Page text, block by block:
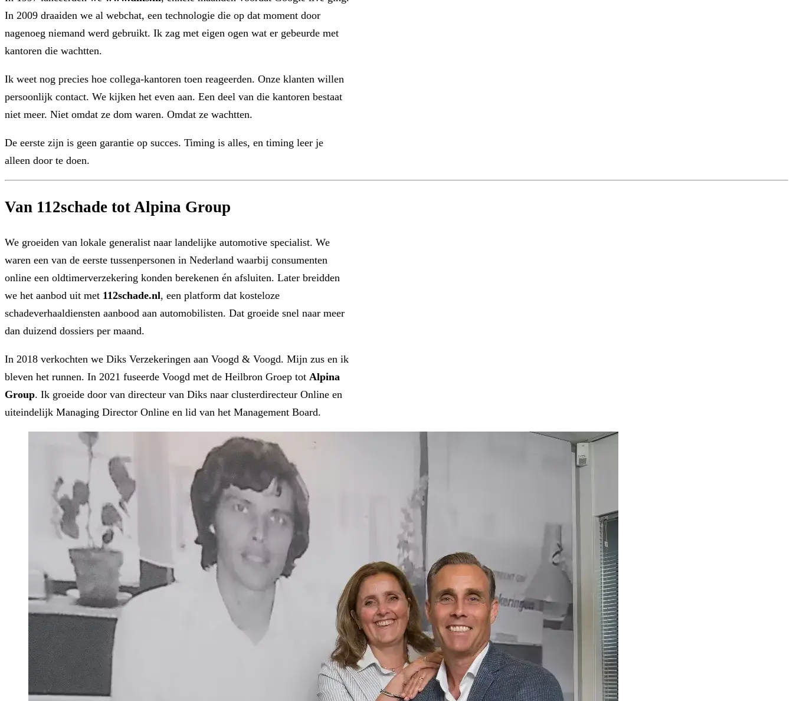
In 2009 draaiden we al webchat, een technologie die op dat moment door
nagenoeg niemand werd gebruikt. Ik zag met eigen ogen wat er gebeurde met
kantoren die wachtten.
Ik weet nog precies hoe collega-kantoren toen reageerden. Onze klanten willen
persoonlijk contact. We kijken het even aan. Een deel van die kantoren bestaat
niet meer. Niet omdat ze dom waren. Omdat ze wachtten.
De eerste zijn is geen garantie op succes. Timing is alles, en timing leer je
alleen door te doen.
Van 112schade tot Alpina Group
We groeiden van lokale generalist naar landelijke automotive specialist. We
waren een van de eerste tussenpersonen in Nederland waarbij consumenten
online een oldtimerverzekering konden berekenen én afsluiten. Later breidden
we het aanbod uit met 112schade.nl, een platform dat kosteloze
schadeverhaaldiensten aanbood aan automobilisten. Dat groeide snel naar meer
dan duizend dossiers per maand.
In 2018 verkochten we Diks Verzekeringen aan Voogd & Voogd. Mijn zus en ik
bleven het runnen. In 2021 fuseerde Voogd met de Heilbron Groep tot Alpina
Group. Ik groeide door van directeur van Diks naar clusterdirecteur Online en
uiteindelijk Managing Director Online en lid van het Management Board.